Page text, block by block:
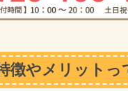
徴やメリットっ